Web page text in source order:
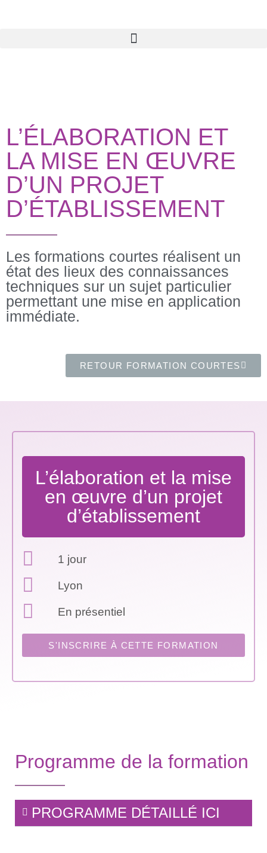
L’ÉLABORATION ET
LA MISE EN ŒUVRE
D’UN PROJET
D’ÉTABLISSEMENT
Les formations courtes réalisent un
état des lieux des connaissances
techniques sur un sujet particulier
permettant une mise en application
immédiate.​
RETOUR FORMATION COURTES
L’élaboration et la mise
en œuvre d’un projet
d’établissement
1 jour
Lyon
En présentiel
S'INSCRIRE À CETTE FORMATION
Programme de la formation
PROGRAMME DÉTAILLÉ ICI